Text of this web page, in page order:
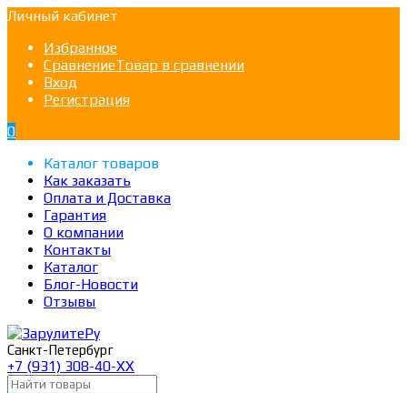
Личный кабинет
Избранное
СравнениеТовар в сравнении
Вход
Регистрация
0
Каталог товаров
Как заказать
Оплата и Доставка
Гарантия
О компании
Контакты
Каталог
Блог-Новости
Отзывы
Санкт-Петербург
+7 (931) 308-40-ХХ